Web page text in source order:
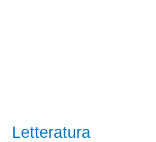
Letteratura